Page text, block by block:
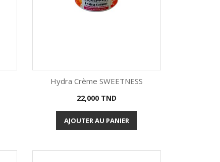
Aperçu rapide
Hydra Crème SWEETNESS
Prix
22,000 TND
AJOUTER AU PANIER